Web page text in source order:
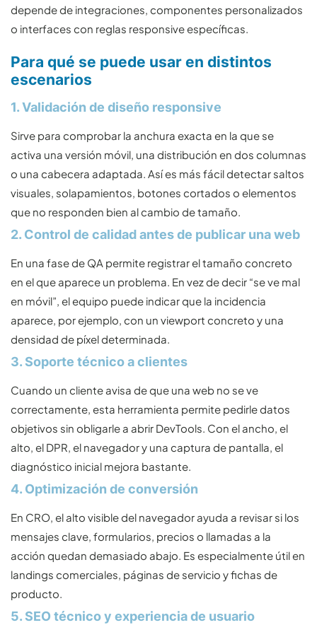
depende de integraciones, componentes personalizados
o interfaces con reglas responsive específicas.
Para qué se puede usar en distintos
escenarios
1. Validación de diseño responsive
Sirve para comprobar la anchura exacta en la que se
activa una versión móvil, una distribución en dos columnas
o una cabecera adaptada. Así es más fácil detectar saltos
visuales, solapamientos, botones cortados o elementos
que no responden bien al cambio de tamaño.
2. Control de calidad antes de publicar una web
En una fase de QA permite registrar el tamaño concreto
en el que aparece un problema. En vez de decir “se ve mal
en móvil”, el equipo puede indicar que la incidencia
aparece, por ejemplo, con un viewport concreto y una
densidad de píxel determinada.
3. Soporte técnico a clientes
Cuando un cliente avisa de que una web no se ve
correctamente, esta herramienta permite pedirle datos
objetivos sin obligarle a abrir DevTools. Con el ancho, el
alto, el DPR, el navegador y una captura de pantalla, el
diagnóstico inicial mejora bastante.
4. Optimización de conversión
En CRO, el alto visible del navegador ayuda a revisar si los
mensajes clave, formularios, precios o llamadas a la
acción quedan demasiado abajo. Es especialmente útil en
landings comerciales, páginas de servicio y fichas de
producto.
5. SEO técnico y experiencia de usuario